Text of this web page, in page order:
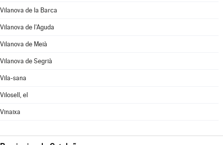
Vilanova de la Barca
Vilanova de l'Aguda
Vilanova de Meià
Vilanova de Segrià
Vila-sana
Vilosell, el
Vinaixa